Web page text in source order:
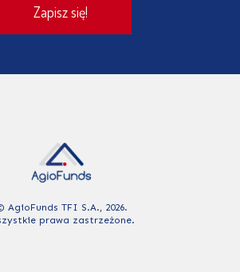
AgioFunds TFI S.A., 2026.
prawa zastrzeżone.